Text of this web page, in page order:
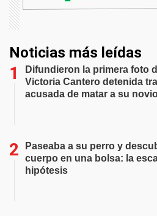
Noticias más leídas
Difundieron la primera foto
Victoria Cantero detenida
acusada de matar a su
Paseaba a su perro y
cuerpo en una bolsa: la
hipótesis